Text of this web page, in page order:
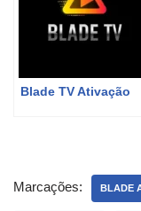
Blade TV Ativação
Marcações: BLADE